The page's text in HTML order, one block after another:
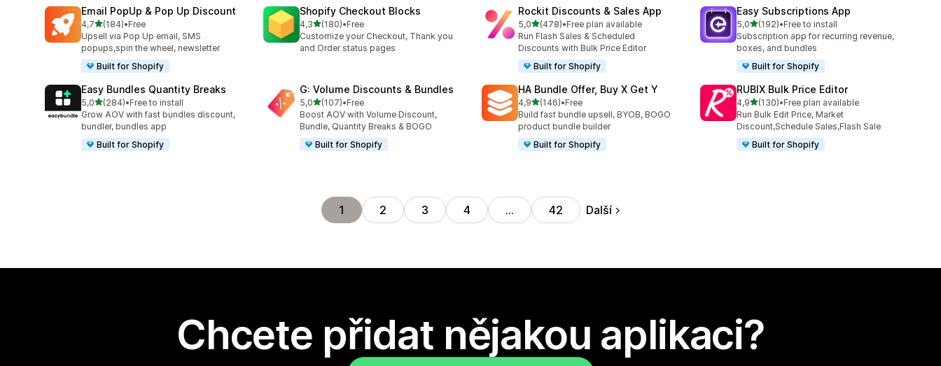
Email PopUp & Pop Up Discount
4,7z 5 hvězd
(184)
Celkový počet recenzí: 184
•Free
Upsell via Pop Up email, SMS
popups,spin the wheel, newsletter
Built for Shopify
Shopify Checkout Blocks
4,3z 5 hvězd
(180)
Celkový počet recenzí: 180
•Free
Customize your Checkout, Thank you
and Order status pages
Rockit Discounts & Sales App
5,0z 5 hvězd
(478)
Celkový počet recenzí: 478
•Free plan available
Run Flash Sales & Scheduled
Discounts with Bulk Price Editor
Built for Shopify
Easy Subscriptions App
5,0z 5 hvězd
(192)
Celkový počet recenzí: 192
•Free to install
Subscription app for recurring revenue,
boxes, and bundles
Built for Shopify
Easy Bundles Quantity Breaks
5,0z 5 hvězd
(284)
Celkový počet recenzí: 284
•Free to install
Grow AOV with fast bundles discount,
bundler, bundles app
Built for Shopify
G: Volume Discounts & Bundles
5,0z 5 hvězd
(107)
Celkový počet recenzí: 107
•Free
Boost AOV with Volume Discount,
Bundle, Quantity Breaks & BOGO
Built for Shopify
HA Bundle Offer, Buy X Get Y
4,9z 5 hvězd
(146)
Celkový počet recenzí: 146
•Free
Build fast bundle upsell, BYOB, BOGO
product bundle builder
Built for Shopify
RUBIX Bulk Price Editor
4,9z 5 hvězd
(130)
Celkový počet recenzí: 130
•Free plan available
Run Bulk Edit Price, Market
Discount,Schedule Sales,Flash Sale
Built for Shopify
1 2 3 4 … 42 Další
Chcete přidat nějakou aplikaci?